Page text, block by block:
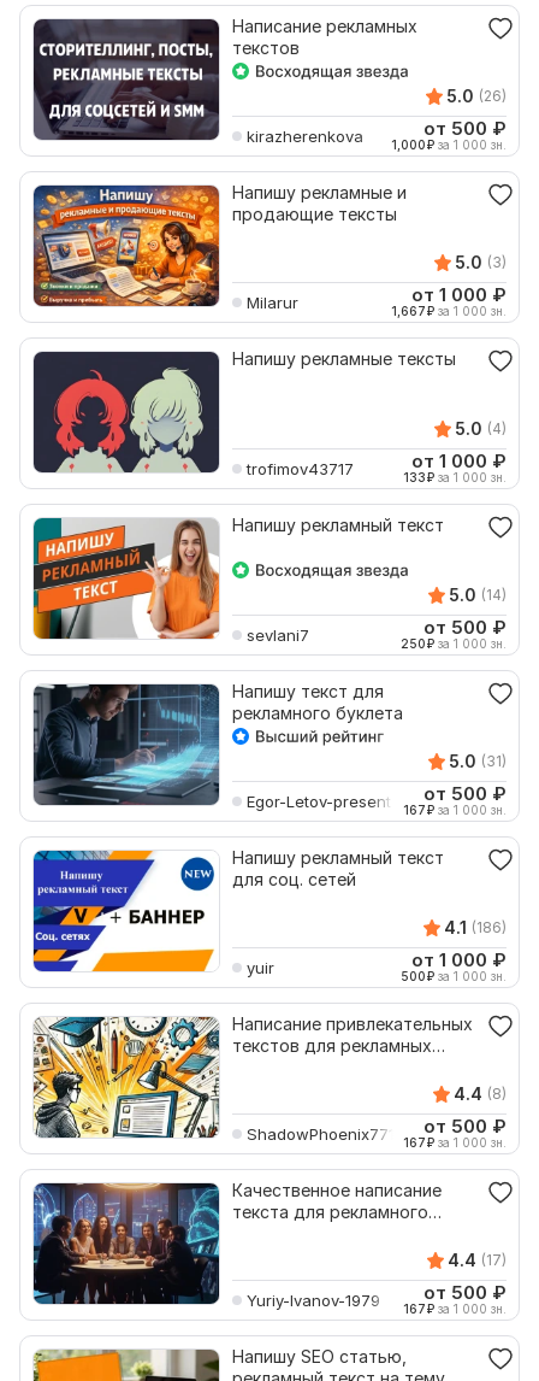
Написание рекламных
текстов
5.0 (26)
kirazherenkova от 500 ₽
1,000₽ за 1 000 зн.
Напишу рекламные и
продающие тексты
5.0 (3)
Milarur от 1 000 ₽
1,667₽ за 1 000 зн.
Напишу рекламные тексты
5.0 (4)
trofimov43717 от 1 000 ₽
133₽ за 1 000 зн.
Напишу рекламный текст
5.0 (14)
sevlani7 от 500 ₽
250₽ за 1 000 зн.
Напишу текст для
рекламного буклета
5.0 (31)
Egor-Letov-present от 500 ₽
167₽ за 1 000 зн.
Напишу рекламный текст
для соц. сетей
4.1 (186)
yuir от 1 000 ₽
500₽ за 1 000 зн.
Написание привлекательных
текстов для рекламных
4.4 (8)
ShadowPhoenix771571 от 500 ₽
167₽ за 1 000 зн.
Качественное написание
текста для рекламного
4.4 (17)
Yuriy-Ivanov-1979 от 500 ₽
167₽ за 1 000 зн.
Напишу SEO статью,